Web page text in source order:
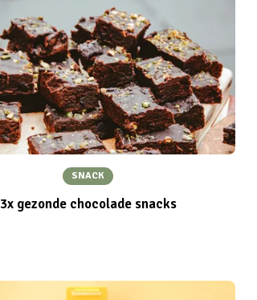
SNACK
3x gezonde chocolade snacks